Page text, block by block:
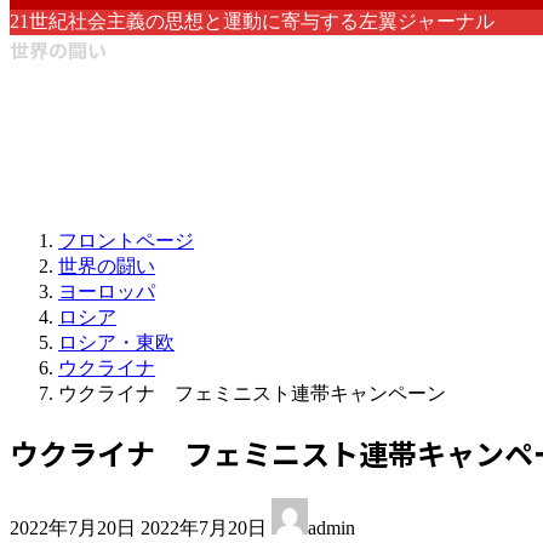
21世紀社会主義の思想と運動に寄与する左翼ジャーナル
世界の闘い
フロントページ
世界の闘い
ヨーロッパ
ロシア
ロシア・東欧
ウクライナ
ウクライナ フェミニスト連帯キャンペーン
ウクライナ フェミニスト連帯キャンペ
2022年7月20日 終
2022年7月20日 admin